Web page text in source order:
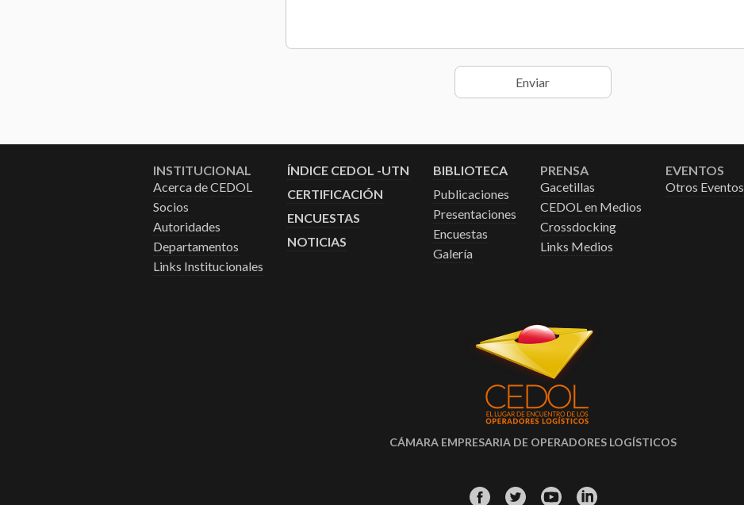
INSTITUCIONAL
Acerca de CEDOL
Socios
Autoridades
Departamentos
Links Institucionales
ÍNDICE CEDOL -UTN
CERTIFICACIÓN
ENCUESTAS
NOTICIAS
BIBLIOTECA
Publicaciones
Presentaciones
Encuestas
Galería
PRENSA
Gacetillas
CEDOL en Medios
Crossdocking
Links Medios
EVENTOS
Otros Eventos
CÁMARA EMPRESARIA DE OPERADORES LOGÍSTICOS